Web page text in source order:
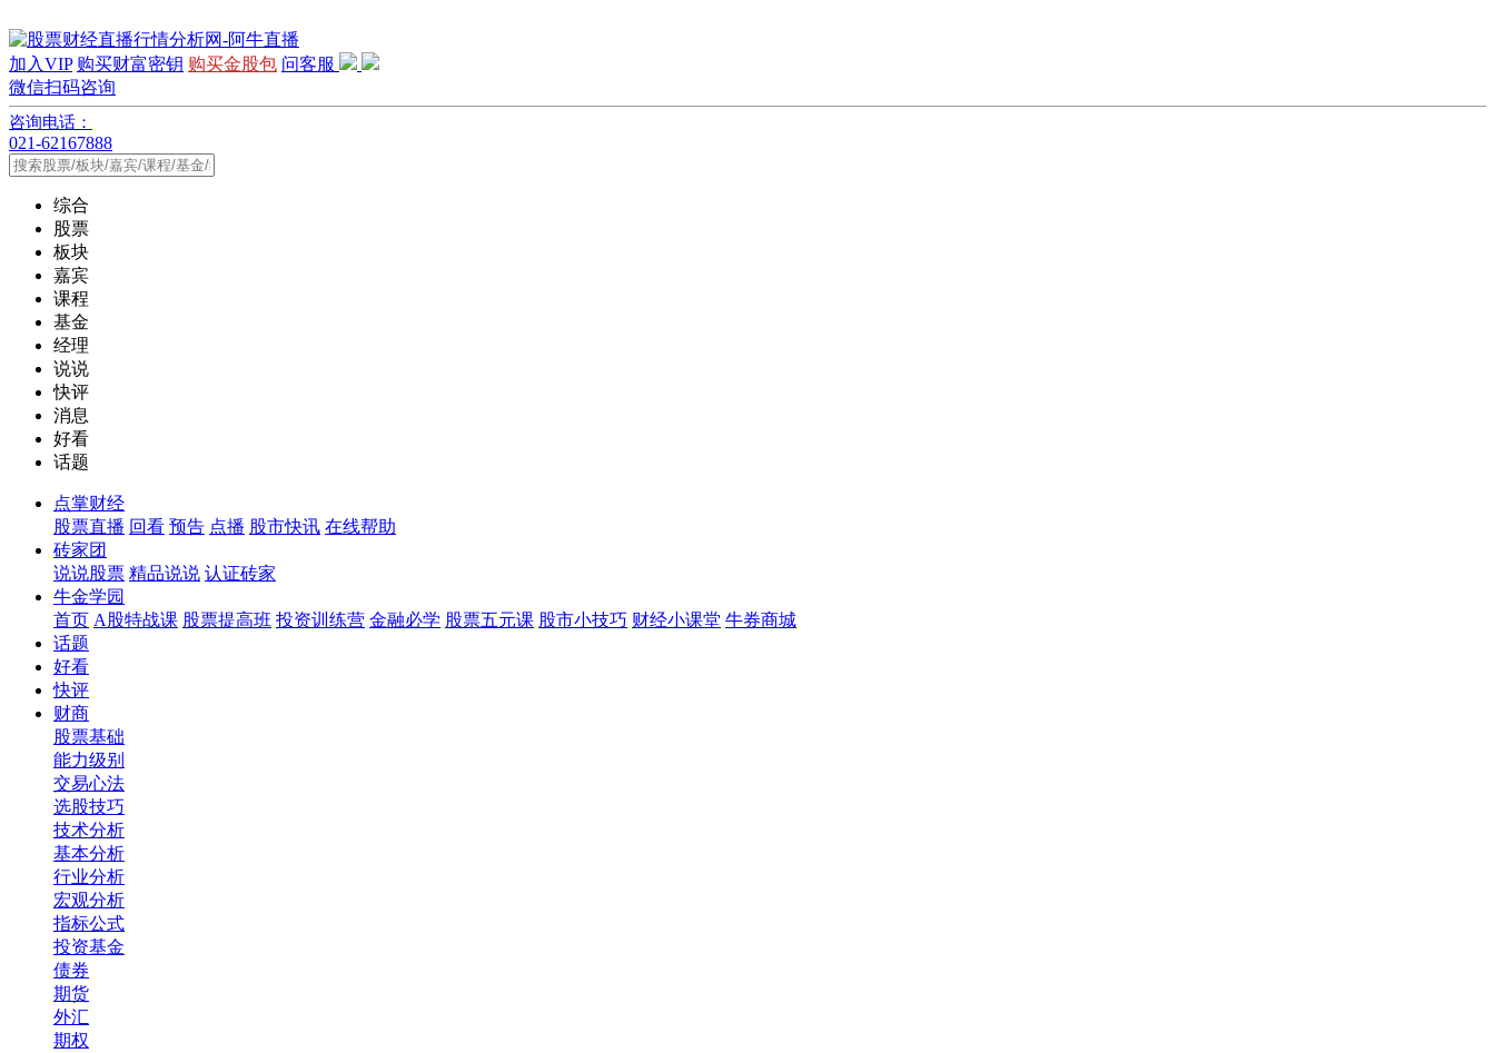
加入VIP 购买财富密钥 购买金股包 问客服
微信扫码咨询
咨询电话：
021-62167888
综合
股票
板块
嘉宾
课程
基金
经理
说说
快评
消息
好看
话题
点掌财经
股票直播 回看 预告 点播 股市快讯 在线帮助
砖家团
说说股票 精品说说 认证砖家
牛金学园
首页 A股特战课 股票提高班 投资训练营 金融必学 股票五元课 股市小技巧 财经小课堂 牛券商城
话题
好看
快评
财商
股票基础
能力级别
交易心法
选股技巧
技术分析
基本分析
行业分析
宏观分析
指标公式
投资基金
债券
期货
外汇
期权